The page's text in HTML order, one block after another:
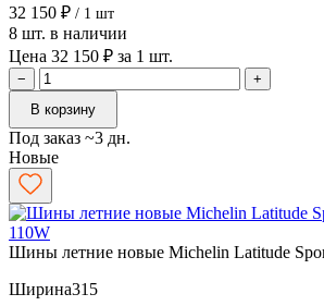
32 150 ₽ / 1 шт
8 шт. в наличии
Цена 32 150 ₽ за 1 шт.
−
+
В корзину
Под заказ ~3 дн.
Новые
Шины летние новые Michelin Latitude
Ширина315